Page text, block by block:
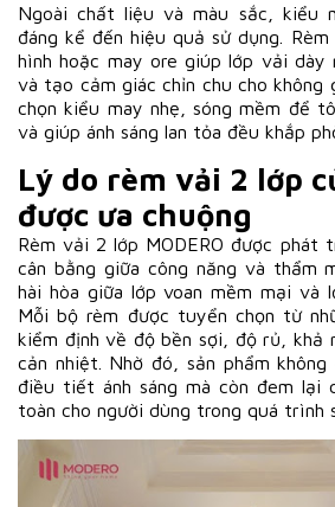
Ngoài chất liệu và màu sắc, kiểu
đáng kể đến hiệu quả sử dụng.
hình hoặc may ore giúp lớp vải
và tạo cảm giác chỉn chu cho không
chọn kiểu may nhẹ, sóng mềm để
và giúp ánh sáng lan tỏa đều khắp
Lý do rèm vải 2 lớp
được ưa chuộng
Rèm vải 2 lớp MODERO được
cân bằng giữa công năng và thẩm
hài hòa giữa lớp voan mềm mại và
Mỗi bộ rèm được tuyển chọn từ
kiểm định về độ bền sợi, độ rủ, khả
cản nhiệt. Nhờ đó, sản phẩm
điều tiết ánh sáng mà còn đem lại
toàn cho người dùng trong quá trình